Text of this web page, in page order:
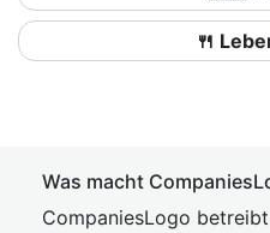
🍴
Was macht
CompaniesLogo